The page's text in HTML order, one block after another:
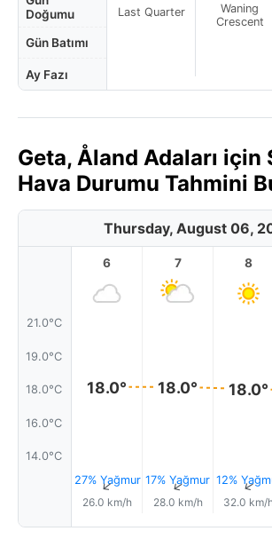
Doğumu
Gün Batımı
Ay Fazı
Last Quarter
Waning
Crescent
Geta, Åland Adaları için
Hava Durumu Tahmini
Thursday, August 06,
21.0°C
19.0°C
18.0°C
16.0°C
14.0°C
6
18.0°
27% Yağmur
↑
26.0 km/h
7
18.0°
17% Yağmur
↑
28.0 km/h
8
18.0°
12% ↑
32.0 km/h